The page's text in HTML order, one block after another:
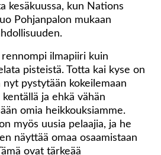
kesäkuussa, kun Nations
Pohjanpalon mukaan
ilmapiiri kuin
pisteistä. Totta kai kyse on
pystytään kokeilemaan
ja ehkä vähän
omia heikkouksiamme.
myös uusia pelaajia, ja he
näyttää omaa osaamistaan
ovat tärkeää